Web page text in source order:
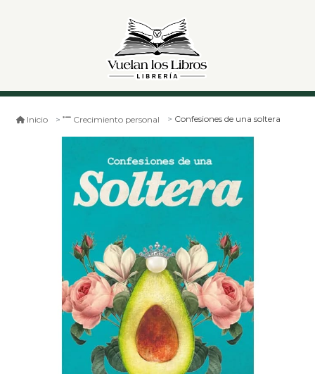
Inicio Crecimiento personal Confesiones de una soltera